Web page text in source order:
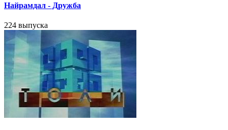
Найрамдал - Дружба
224 выпуска